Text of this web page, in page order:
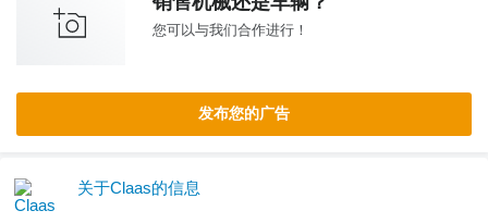
您可以与我们合作进行！
发布您的广告
关于Claas的信息